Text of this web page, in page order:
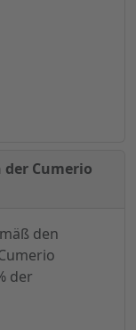
der Cumerio
den
der